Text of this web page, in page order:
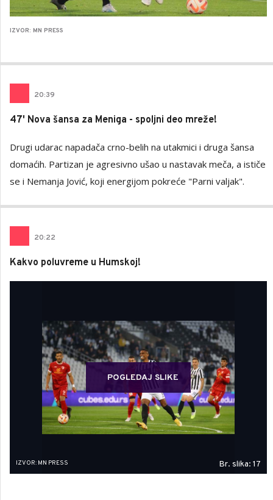
IZVOR: MN PRESS
20:39
47' Nova šansa za Meniga - spoljni deo mreže!
Drugi udarac napadača crno-belih na utakmici i druga šansa
domaćih. Partizan je agresivno ušao u nastavak meča, a ističe
se i Nemanja Jović, koji energijom pokreće "Parni valjak".
20:22
Kakvo poluvreme u Humskoj!
POGLEDAJ SLIKE
IZVOR: MN PRESS Br. slika: 17